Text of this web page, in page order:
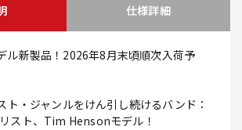
仕様詳細
新製品！2026年8月末頃順次入荷予
ト・ジャンルをけん引し続けるバンド：
スト、Tim Hensonモデル！